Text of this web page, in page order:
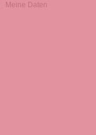
Meine Daten